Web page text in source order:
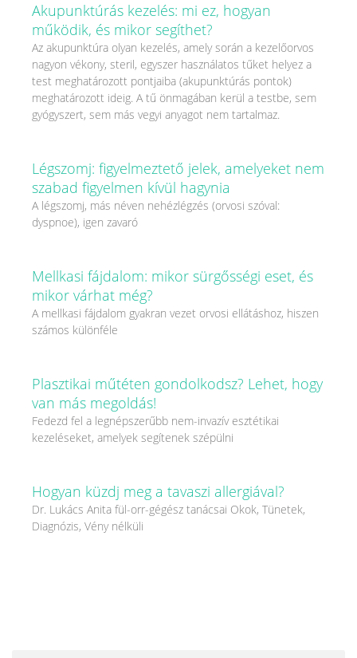
Akupunktúrás kezelés: mi ez, hogyan
működik, és mikor segíthet?
Az akupunktúra olyan kezelés, amely során a kezelőorvos
nagyon vékony, steril, egyszer használatos tűket helyez a
test meghatározott pontjaiba (akupunktúrás pontok)
meghatározott ideig. A tű önmagában kerül a testbe, sem
gyógyszert, sem más vegyi anyagot nem tartalmaz.
Légszomj: figyelmeztető jelek, amelyeket nem
szabad figyelmen kívül hagynia
A légszomj, más néven nehézlégzés (orvosi szóval:
dyspnoe), igen zavaró
Mellkasi fájdalom: mikor sürgősségi eset, és
mikor várhat még?
A mellkasi fájdalom gyakran vezet orvosi ellátáshoz, hiszen
számos különféle
Plasztikai műtéten gondolkodsz? Lehet, hogy
van más megoldás!
Fedezd fel a legnépszerűbb nem-invazív esztétikai
kezeléseket, amelyek segítenek szépülni
Hogyan küzdj meg a tavaszi allergiával?
Dr. Lukács Anita fül-orr-gégész tanácsai Okok, Tünetek,
Diagnózis, Vény nélküli